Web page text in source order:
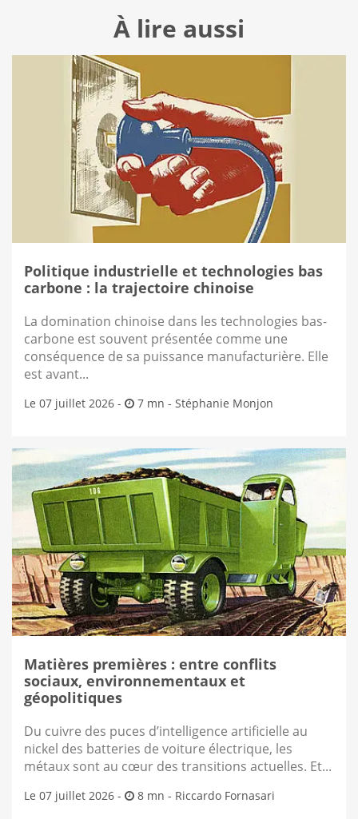
À lire aussi
Politique industrielle et technologies bas
carbone : la trajectoire chinoise
La domination chinoise dans les technologies bas-
carbone est souvent présentée comme une
conséquence de sa puissance manufacturière. Elle
est avant...
Le 07 juillet 2026 - 7 mn - Stéphanie Monjon
Matières premières : entre conflits
sociaux, environnementaux et
géopolitiques
Du cuivre des puces d’intelligence artificielle au
nickel des batteries de voiture électrique, les
métaux sont au cœur des transitions actuelles. Et...
Le 07 juillet 2026 - 8 mn - Riccardo Fornasari